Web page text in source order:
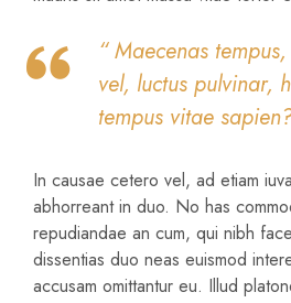
“ Maecenas
vel, luctus pulvinar,
tempus vitae
In causae cetero vel, ad etiam
abhorreant in duo. No has
repudiandae an cum, qui nibh
dissentias duo neas euismod
accusam omittantur eu. Illud